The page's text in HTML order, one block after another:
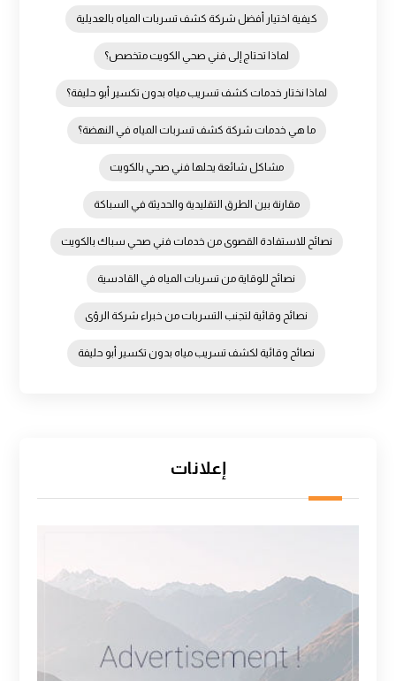
كيفية اختيار أفضل شركة كشف تسربات المياه بالعديلية
لماذا تحتاج إلى فني صحي الكويت متخصص؟
لماذا نختار خدمات كشف تسريب مياه بدون تكسير أبو حليفة؟
ما هي خدمات شركة كشف تسربات المياه في النهضة؟
مشاكل شائعة يحلها فني صحي بالكويت
مقارنة بين الطرق التقليدية والحديثة في السباكة
نصائح للاستفادة القصوى من خدمات فني صحي سباك بالكويت
نصائح للوقاية من تسربات المياه في القادسية
نصائح وقائية لتجنب التسربات من خبراء شركة الرؤى
نصائح وقائية لكشف تسريب مياه بدون تكسير أبو حليفة
إعلانات